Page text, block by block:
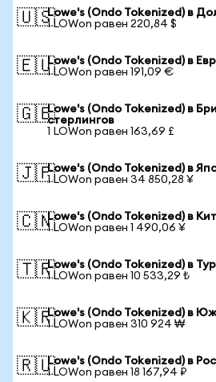
🇺🇸Lowe's (Ondo Tokenized) в
1 LOWon равен 220,84 $
🇪🇺Lowe's (Ondo Tokenized) в
1 LOWon равен 191,09 €
🇬🇧Lowe's (Ondo Tokenized) в
стерлингов
1 LOWon равен 163,69 £
🇯🇵Lowe's (Ondo Tokenized) в
1 LOWon равен 34 850,28 ¥
🇨🇳Lowe's (Ondo Tokenized) в
1 LOWon равен 1 490,06 ¥
🇹🇷Lowe's (Ondo Tokenized) в
1 LOWon равен 10 533,29 ₺
🇰🇷Lowe's (Ondo Tokenized) в
1 LOWon равен 310 924 ₩
🇷🇺Lowe's (Ondo Tokenized) в
1 LOWon равен 18 167,94 ₽